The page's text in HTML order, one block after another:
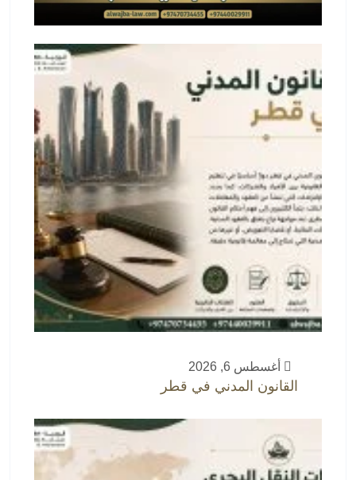
أغسطس 6, 2026
القانون المدني في قطر